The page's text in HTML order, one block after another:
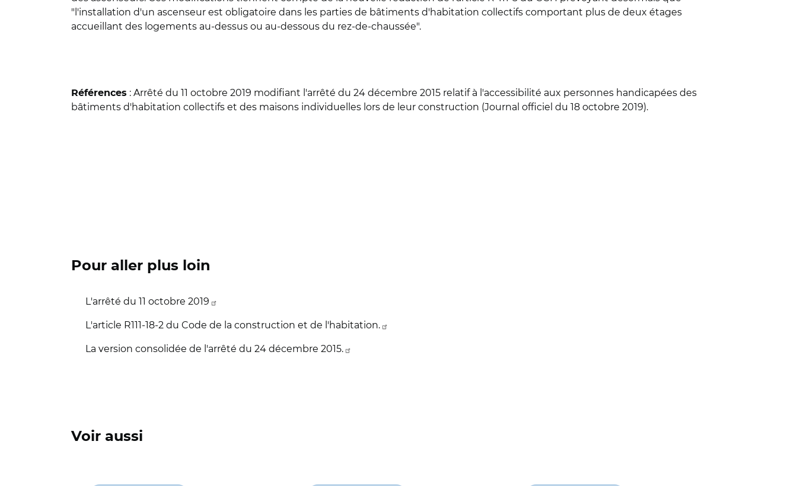
"l'installation d'un ascenseur est obligatoire dans les parties de bâtiments d'habitation collectifs comportant plus de deux étages
accueillant des logements au-dessus ou au-dessous du rez-de-chaussée".
Références : Arrêté du 11 octobre 2019 modifiant l'arrêté du 24 décembre 2015 relatif à l'accessibilité aux personnes handicapées des
bâtiments d'habitation collectifs et des maisons individuelles lors de leur construction (Journal officiel du 18 octobre 2019).
Pour aller plus loin
L'arrêté du 11 octobre 2019
L'article R111-18-2 du Code de la construction et de l'habitation.
La version consolidée de l'arrêté du 24 décembre 2015.
Voir aussi